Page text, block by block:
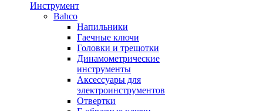
Инструмент
Bahco
Напильники
Гаечные ключи
Головки и трещотки
Динамометрические
инструменты
Аксессуары для
электроинструментов
Отвертки